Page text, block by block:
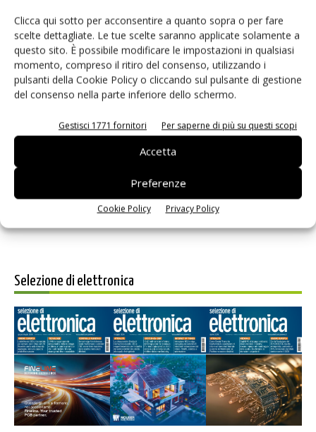
Clicca qui sotto per acconsentire a quanto sopra o per fare
scelte dettagliate. Le tue scelte saranno applicate solamente a
questo sito. È possibile modificare le impostazioni in qualsiasi
momento, compreso il ritiro del consenso, utilizzando i
pulsanti della Cookie Policy o cliccando sul pulsante di gestione
del consenso nella parte inferiore dello schermo.
Gestisci 1771 fornitori Per saperne di più su questi scopi
Accetta
Preferenze
Cookie Policy Privacy Policy
Salva il mio nome, email e sito web in questo browser per i
Selezione di elettronica